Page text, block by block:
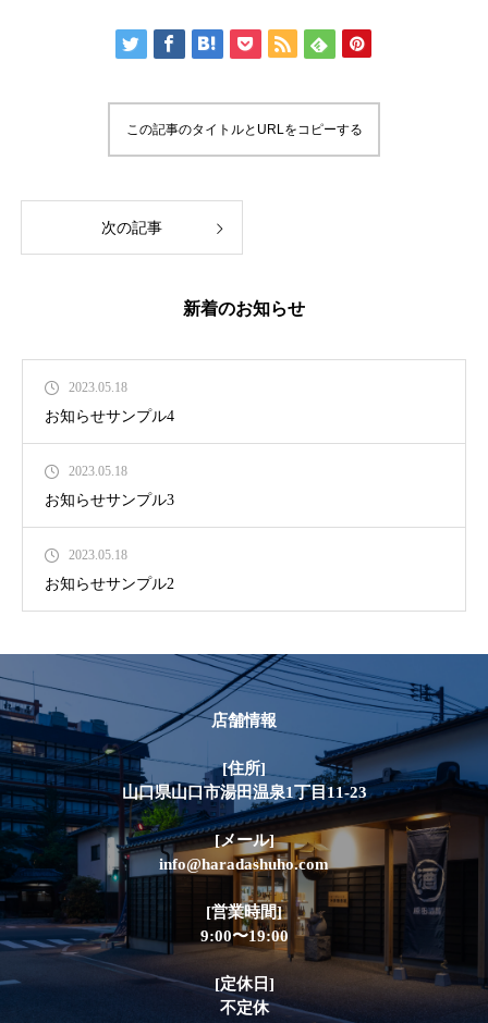
この記事のタイトルとURLをコピーする
次の記事
新着のお知らせ
2023.05.18
お知らせサンプル4
2023.05.18
お知らせサンプル3
2023.05.18
お知らせサンプル2
店舗情報
[住所]
山口県山口市湯田温泉1丁目11-23
[メール]
info@haradashuho.com
[営業時間]
9:00〜19:00
[定休日]
不定休